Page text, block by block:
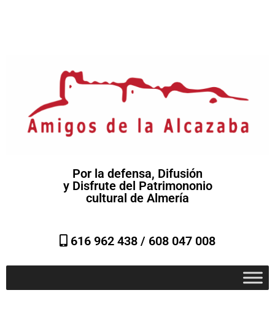
Por la defensa, Difusión
y Disfrute del Patrimononio
cultural de Almería
616 962 438 / 608 047 008